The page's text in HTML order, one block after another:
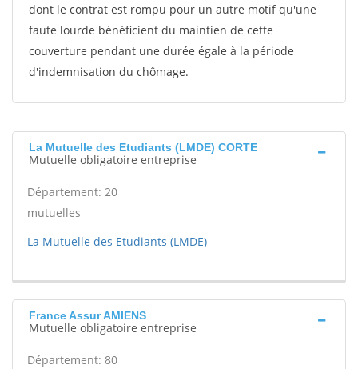
dont le contrat est rompu pour un autre motif qu'une
faute lourde bénéficient du maintien de cette
couverture pendant une durée égale à la période
d'indemnisation du chômage.
La Mutuelle des Etudiants (LMDE) CORTE
Mutuelle obligatoire entreprise
Département: 20
mutuelles
La Mutuelle des Etudiants (LMDE)
France Assur AMIENS
Mutuelle obligatoire entreprise
Département: 80